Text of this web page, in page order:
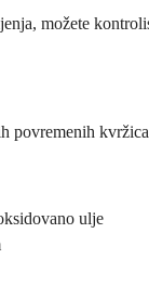
možete
povremenih
ulje